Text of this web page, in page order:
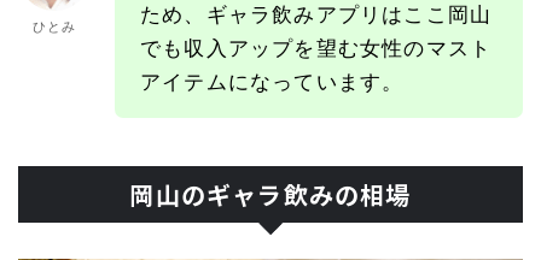
ひとみ
ため、ギャラ飲みアプリはここ岡山
でも収入アップを望む女性のマスト
アイテムになっています。
岡山のギャラ飲みの相場